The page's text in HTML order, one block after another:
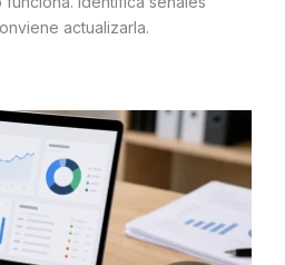
actualizarla.